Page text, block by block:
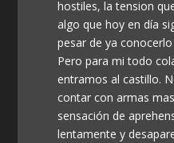
hostiles, la tension
algo que hoy en día
pesar de ya
Pero para mi todo
entramos al castillo.
contar con armas
sensación de
lentamente y